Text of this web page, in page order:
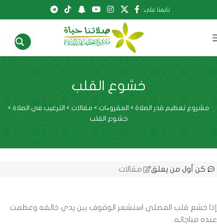
تابعنا على:
خشوع القلب
مشروع تعظيم قدر الصلاة > المقروءات > مقالات > الترغيب في الصلاة >
خشوع القلب
كن أول من يعلق مقالات
إذا خشع قلب المصلي استشعر الوقوف بين يدي خالقه وعظمت
عنده مناجاته..